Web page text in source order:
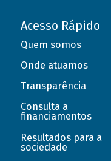
Acesso Rápido
Quem somos
Onde atuamos
Transparência
Consulta a
financiamentos
Resultados para a
sociedade